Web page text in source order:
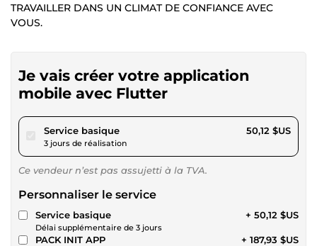
TRAVAILLER DANS UN CLIMAT DE CONFIANCE AVEC
VOUS.
Je vais créer votre application
mobile avec Flutter
Service basiquepour 46,19 $US
3 jours de réalisation
50,12 $US
Ce vendeur n’est pas assujetti à la TVA.
Personnaliser le service
Service basique
Délai supplémentaire de 3 jours
+ 50,12 $US
PACK INIT APP + 187,93 $US